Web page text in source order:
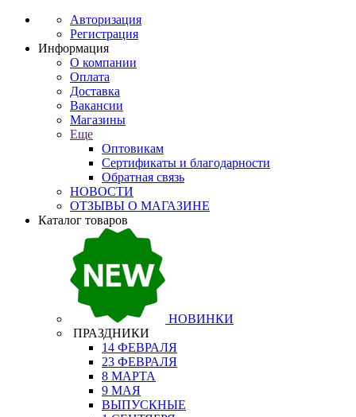
Авторизация
Регистрация
Информация
О компании
Оплата
Доставка
Вакансии
Магазины
Еще
Оптовикам
Сертификаты и благодарности
Обратная связь
НОВОСТИ
ОТЗЫВЫ О МАГАЗИНЕ
Каталог товаров
НОВИНКИ
ПРАЗДНИКИ
14 ФЕВРАЛЯ
23 ФЕВРАЛЯ
8 МАРТА
9 МАЯ
ВЫПУСКНЫЕ